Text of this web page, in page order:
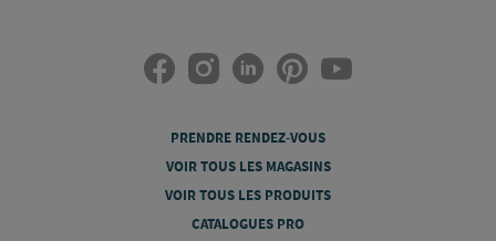
PRENDRE RENDEZ-VOUS
VOIR TOUS LES MAGASINS
VOIR TOUS LES PRODUITS
CATALOGUES PRO